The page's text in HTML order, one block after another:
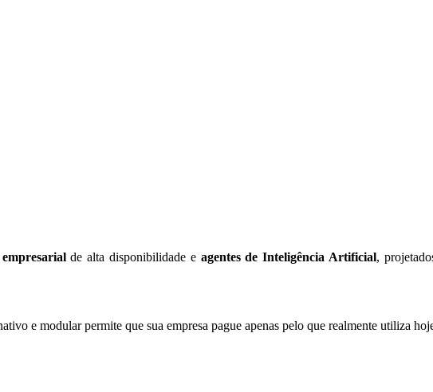
de alta disponibilidade e agentes de Inteligência Artificial,
e modular permite que sua empresa pague apenas pelo que realmente utiliza